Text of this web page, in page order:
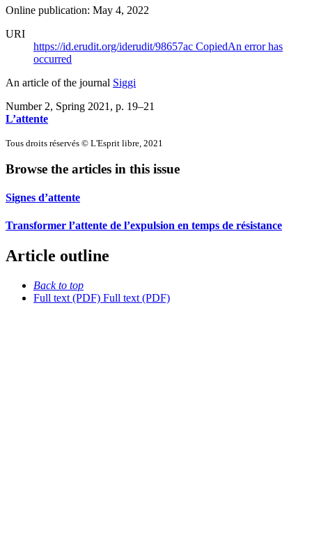
Online publication: May 4, 2022
URI
https://id.erudit.org/iderudit/98657ac CopiedAn error has
occurred
An article of the journal Siggi
Number 2, Spring 2021 , p. 19–21
L’attente
Tous droits réservés © L'Esprit libre, 2021
Browse the articles in this issue
Signes d’attente
Transformer l’attente de l’expulsion en temps de résistance
Article outline
Back to top
Full text (PDF) Full text (PDF)